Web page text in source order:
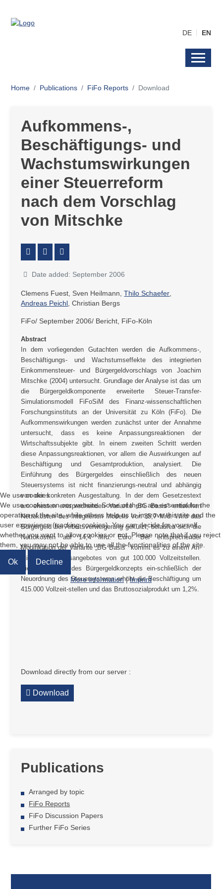
DE EN
Home Publications FiFo Reports Download
Aufkommens-,
Beschäftigungs- und
Wachstumswirkungen
einer Steuerreform
nach dem Vorschlag
von Mitschke
Date added: September 2006
Clemens Fuest, Sven Heilmann,Thilo Schaefer,
Andreas Peichl, Christian Bergs
FiFo/ September 2006/ Bericht, FiFo-Köln
Abstract
In dem vorliegenden Gutachten werden die Aufkommens-,
Beschäftigungs- und Wachstumseffekte des integrierten
Einkommensteuer- und Bürgergeldvorschlags von Joachim
Mitschke (2004) untersucht. Grundlage der Analyse ist das um
die Bürgergeldkomponente erweiterte Steuer-Transfer-
Simulationsmodell FiFoSiM des Finanz-wissenschaftlichen
Forschungsinstituts an der Universität zu Köln (FiFo). Die
Aufkommenswirkungen werden zunächst unter der Annahme
untersucht, dass es keine Anpassungsreaktionen der
Wirtschaftssubjekte gibt. In einem zweiten Schritt werden
diese Anpassungsreaktionen, vor allem die Auswirkungen auf
Beschäftigung und Gesamtproduktion, analysiert. Die
Einführung des Bürgergeldes einschließlich des neuen
Steuersystems ist nicht finanzierungs-neutral und abhängig
von der konkreten Ausgestaltung. In der dem Gesetzestext
am ehesten entsprechenden Variante „BG Basis" entstehen
Nettokosten des integrierten Modells von 35,7 Mrd. Wird das
Bürgergeld bei Arbeitsverweigerung gekürzt, belaufen sich die
Nettokosten auf 14,4 Mrd. Euro. Bei entsprechender
Modifikation der Variante „BG Basis" kommt es zu einem An-
stieg des Arbeitsangebotes von gut 100.000 Vollzeitstellen.
Die Umsetzung des Bürgergeldkonzepts ein-schließlich der
Neuordnung des Steuersystems erhöht die Beschäftigung um
415.000 Vollzeit-stellen und das Bruttosozialprodukt um 1,2%.
Download directly from our server :
Download
Publications
Arranged by topic
FiFo Reports
FiFo Discussion Papers
Further FiFo Series
We use cookies
We use cookies on our website. Some of them are essential for the
operation of the site, while others help us to improve this site and the
user experience (tracking cookies). You can decide for yourself
whether you want to allow cookies or not. Please note that if you reject
them, you may not be able to use all the functionalities of the site.
Ok Decline
More information|Imprint